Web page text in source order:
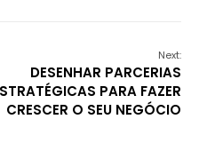
Next:
DESENHAR PARCERIAS
PARA FAZER
CRESCER O SEU NEGÓCIO